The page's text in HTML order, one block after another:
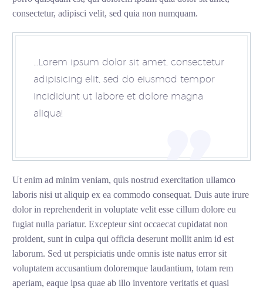
consectetur, adipisci velit, sed quia non numquam.
…Lorem ipsum dolor sit amet, consectetur
adipisicing elit, sed do eiusmod tempor
incididunt ut labore et dolore magna
aliqua!
Ut enim ad minim veniam, quis nostrud exercitation ullamco
laboris nisi ut aliquip ex ea commodo consequat. Duis aute irure
dolor in reprehenderit in voluptate velit esse cillum dolore eu
fugiat nulla pariatur. Excepteur sint occaecat cupidatat non
proident, sunt in culpa qui officia deserunt mollit anim id est
laborum. Sed ut perspiciatis unde omnis iste natus error sit
voluptatem accusantium doloremque laudantium, totam rem
aperiam, eaque ipsa quae ab illo inventore veritatis et quasi